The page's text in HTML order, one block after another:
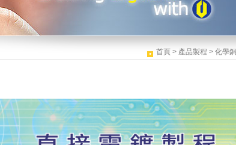
首頁 > 產品製程 > 化學銅